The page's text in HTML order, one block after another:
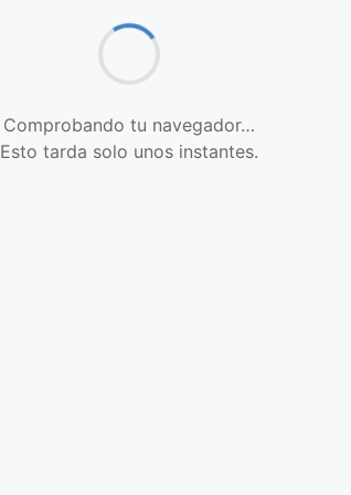
Comprobando tu navegador…
Esto tarda solo unos instantes.